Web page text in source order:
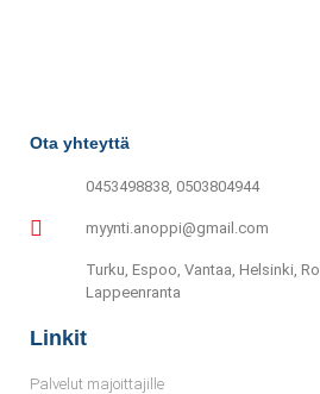
Ota yhteyttä
0453498838, 0503804944
myynti.anoppi@gmail.com
Turku, Espoo, Vantaa, Helsinki,
Lappeenranta
Linkit
Palvelut majoittajille